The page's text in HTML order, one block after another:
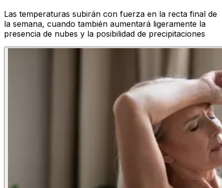
Las temperaturas subirán con fuerza en la recta final de
la semana, cuando también aumentará ligeramente la
presencia de nubes y la posibilidad de precipitaciones